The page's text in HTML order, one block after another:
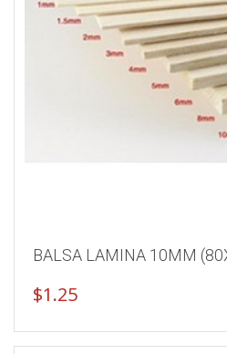
BALSA LAMINA 10MM
$1.25